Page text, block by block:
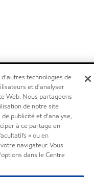
technologies de
et d'analyser
Web. Nous partageons
de notre site
publicité et d'analyse,
à ce partage en
» ou en
navigateur. Vous
dans le Centre